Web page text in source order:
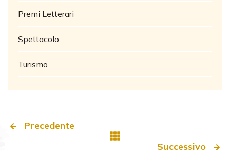
Premi Letterari
Spettacolo
Turismo
Precedente
Successivo